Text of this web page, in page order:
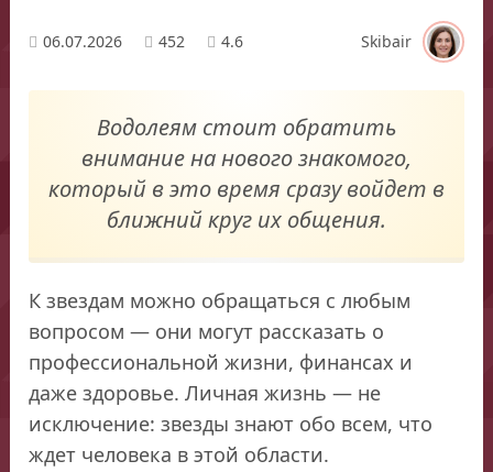
06.07.2026 452 4.6 Skibair
Водолеям стоит обратить
внимание на нового знакомого,
который в это время сразу войдет в
ближний круг их общения.
К звездам можно обращаться с любым
вопросом — они могут рассказать о
профессиональной жизни, финансах и
даже здоровье. Личная жизнь — не
исключение: звезды знают обо всем, что
ждет человека в этой области.